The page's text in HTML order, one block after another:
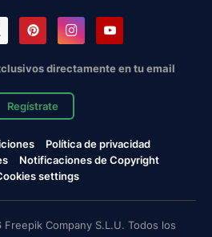
directamente en tu email
Regístrate
Política de privacidad
Notificaciones de Copyright
settings
Company S.L.U. Todos los